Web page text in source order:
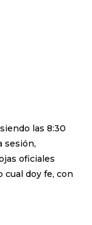
las 8:30
sesión,
oficiales
cual doy fe, con